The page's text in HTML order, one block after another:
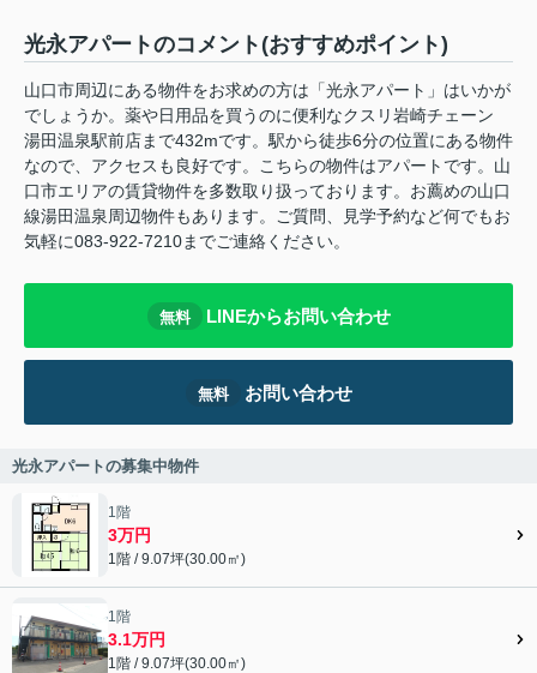
光永アパートのコメント(おすすめポイント)
山口市周辺にある物件をお求めの方は「光永アパート」はいかが
でしょうか。薬や日用品を買うのに便利なクスリ岩崎チェーン
湯田温泉駅前店まで432mです。駅から徒歩6分の位置にある物件
なので、アクセスも良好です。こちらの物件はアパートです。山
口市エリアの賃貸物件を多数取り扱っております。お薦めの山口
線湯田温泉周辺物件もあります。ご質問、見学予約など何でもお
気軽に083-922-7210までご連絡ください。
無料 LINEからお問い合わせ
無料 お問い合わせ
光永アパートの募集中物件
1階
3万円
1階 / 9.07坪(30.00㎡)
1階
3.1万円
1階 / 9.07坪(30.00㎡)